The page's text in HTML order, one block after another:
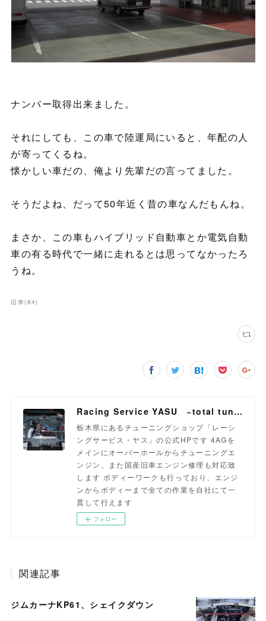
ナンバー取得出来ました。
それにしても、この車で陸運局にいると、年配の人
が寄ってくるね。
懐かしい車だの、俺より先輩だの言ってました。
そうだよね、だって50年近く昔の車なんだもんね。
まさか、この車もハイブリッド自動車とか電気自動
車の有る時代で一緒に走れるとは思ってなかったろ
うね。
旧車(84)
Racing Service YASU ~total tuning proshop~
栃木県にあるチューニングショップ「レーシ
ングサービス・ヤス」の公式HPです 4AGを
メインにオーバーホールからチューニングエ
ンジン、また国産旧車エンジン修理も対応致
します ボディーワークも行っており、エンジ
ンからボディーまで全ての作業を自社にて一
貫して行えます
フォロー
関連記事
ジムカーナKP61、シェイクダウン